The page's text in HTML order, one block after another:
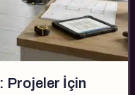
Projeler İçin